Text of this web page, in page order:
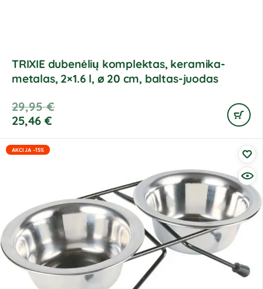
TRIXIE dubenėlių komplektas, keramika-
metalas, 2×1.6 l, ø 20 cm, baltas-juodas
29,95€
25,46 €
AKCIJA -15%